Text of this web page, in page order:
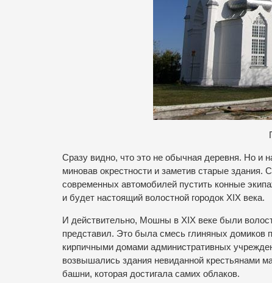
Сразу видно, что это не обычная деревня. Но и
миновав окрестности и заметив старые здания.
современных автомобилей пустить конные
и будет настоящий волостной городок XIX века.
И действительно, Мошны в XIX веке были
представил. Это была смесь глиняных домиков
кирпичными домами административных
возвышались здания невиданной крестьянами
башни, которая достигала самих облаков.